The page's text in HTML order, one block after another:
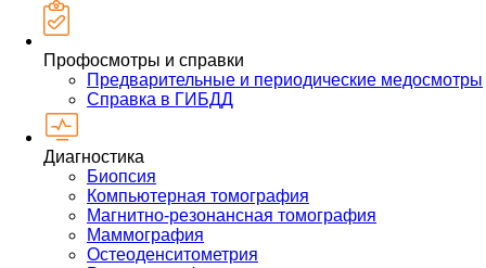
Профосмотры и справки
Предварительные и периодические медосмотры
Справка в ГИБДД
Диагностика
Биопсия
Компьютерная томография
Магнитно-резонансная томография
Маммография
Остеоденситометрия